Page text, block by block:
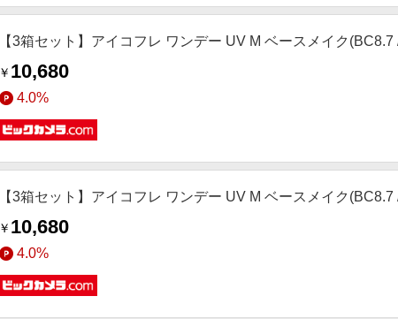
【3箱セット】アイコフレ ワンデー UV M ベースメイク
￥ 10,680
4.0%
【3箱セット】アイコフレ ワンデー UV M ベースメイク
￥ 10,680
4.0%